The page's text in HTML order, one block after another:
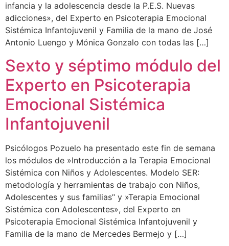
infancia y la adolescencia desde la P.E.S. Nuevas
adicciones», del Experto en Psicoterapia Emocional
Sistémica Infantojuvenil y Familia de la mano de José
Antonio Luengo y Mónica Gonzalo con todas las […]
Sexto y séptimo módulo del
Experto en Psicoterapia
Emocional Sistémica
Infantojuvenil
Psicólogos Pozuelo ha presentado este fin de semana
los módulos de »Introducción a la Terapia Emocional
Sistémica con Niños y Adolescentes. Modelo SER:
metodología y herramientas de trabajo con Niños,
Adolescentes y sus familias’‘ y »Terapia Emocional
Sistémica con Adolescentes», del Experto en
Psicoterapia Emocional Sistémica Infantojuvenil y
Familia de la mano de Mercedes Bermejo y […]